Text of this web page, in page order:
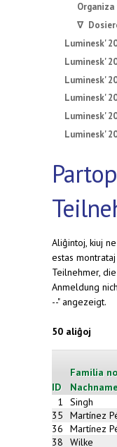
∇
Luminesk'
Luminesk'
Luminesk'
Luminesk'
Luminesk'
Luminesk'
Aliĝintoj, kiuj
estas montrataj
Teilnehmer,
Anmeldung
--" angezeigt.
50 aliĝoj
ID
Familia
1
Singh
35
Martínez
36
Martínez
38
Wilke